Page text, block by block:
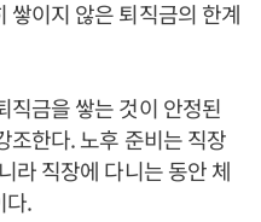
쌓이지 않은 퇴직금의 한계
직금을 쌓는 것이 안정된
조한다. 노후 준비는 직장
라 직장에 다니는 동안 체
다.